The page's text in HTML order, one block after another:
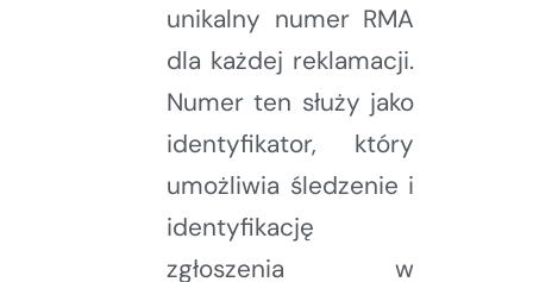
unikalny numer RMA
dla każdej reklamacji.
Numer ten służy jako
identyfikator, który
umożliwia śledzenie i
identyfikację
zgłoszenia w